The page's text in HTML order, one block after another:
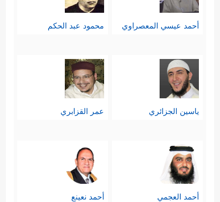
أحمد عيسي المعصراوي محمود عبد الحكم
ياسين الجزائري عمر القزابري
أحمد العجمي أحمد نعينع